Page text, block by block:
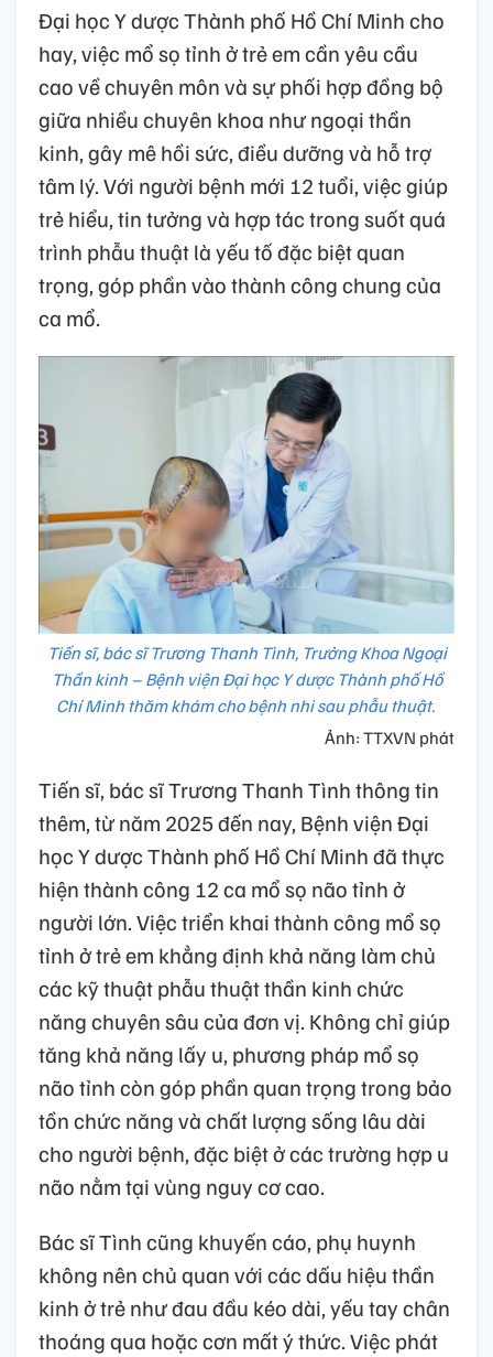
Đại học Y dược Thành phố Hồ Chí Minh cho
hay, việc mổ sọ tỉnh ở trẻ em cần yêu cầu
cao về chuyên môn và sự phối hợp đồng bộ
giữa nhiều chuyên khoa như ngoại thần
kinh, gây mê hồi sức, điều dưỡng và hỗ trợ
tâm lý. Với người bệnh mới 12 tuổi, việc giúp
trẻ hiểu, tin tưởng và hợp tác trong suốt quá
trình phẫu thuật là yếu tố đặc biệt quan
trọng, góp phần vào thành công chung của
ca mổ.
Tiến sĩ, bác sĩ Trương Thanh Tình, Trưởng Khoa Ngoại
Thần kinh – Bệnh viện Đại học Y dược Thành phố Hồ
Chí Minh thăm khám cho bệnh nhi sau phẫu thuật.
Ảnh: TTXVN phát
Tiến sĩ, bác sĩ Trương Thanh Tình thông tin
thêm, từ năm 2025 đến nay, Bệnh viện Đại
học Y dược Thành phố Hồ Chí Minh đã thực
hiện thành công 12 ca mổ sọ não tỉnh ở
người lớn. Việc triển khai thành công mổ sọ
tỉnh ở trẻ em khẳng định khả năng làm chủ
các kỹ thuật phẫu thuật thần kinh chức
năng chuyên sâu của đơn vị. Không chỉ giúp
tăng khả năng lấy u, phương pháp mổ sọ
não tỉnh còn góp phần quan trọng trong bảo
tồn chức năng và chất lượng sống lâu dài
cho người bệnh, đặc biệt ở các trường hợp u
não nằm tại vùng nguy cơ cao.
Bác sĩ Tình cũng khuyến cáo, phụ huynh
không nên chủ quan với các dấu hiệu thần
kinh ở trẻ như đau đầu kéo dài, yếu tay chân
thoáng qua hoặc cơn mất ý thức. Việc phát